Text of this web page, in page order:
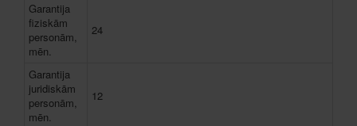
Garantija
fiziskām
personām,
mēn.
24
Garantija
juridiskām
personām,
mēn.
12